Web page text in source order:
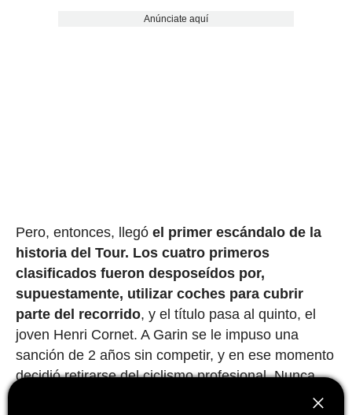
Anúnciate aquí
Pero, entonces, llegó el primer escándalo de la
historia del Tour. Los cuatro primeros
clasificados fueron desposeídos por,
supuestamente, utilizar coches para cubrir
parte del recorrido, y el título pasa al quinto, el
joven Henri Cornet. A Garin se le impuso una
sanción de 2 años sin competir, y en ese momento
decidió retirarse del ciclismo profesional. Nunca